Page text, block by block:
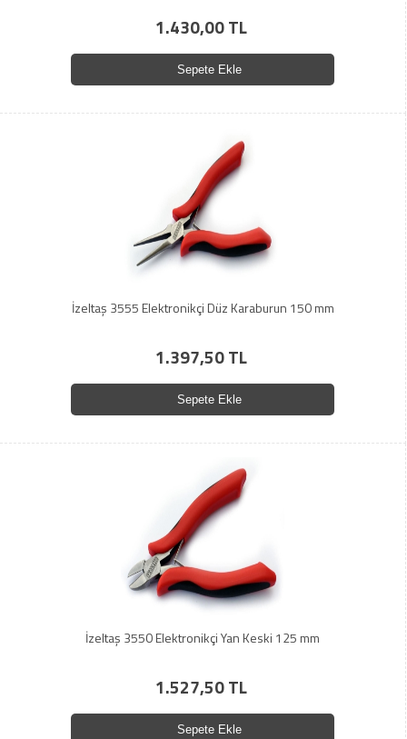
1.430,00 TL
Sepete Ekle
İzeltaş 3555 Elektronikçi Düz Karaburun 150 mm
1.397,50 TL
Sepete Ekle
İzeltaş 3550 Elektronikçi Yan Keski 125 mm
1.527,50 TL
Sepete Ekle